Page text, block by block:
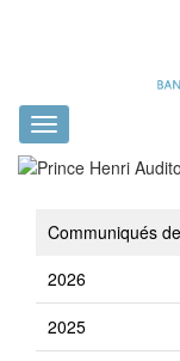
Toggle
navigation
Communiqués
2026
2025